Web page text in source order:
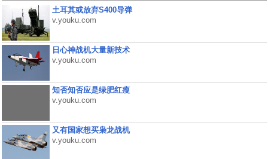
土耳其或放弃S400导弹
v.youku.com
日心神战机大量新技术
v.youku.com
知否知否应是绿肥红瘦
v.youku.com
又有国家想买枭龙战机
v.youku.com